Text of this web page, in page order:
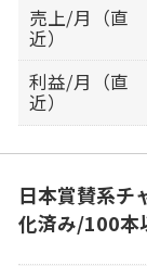
売上/月（直
近）
利益/月（直
近）
日本賞賛系
化済み/100本